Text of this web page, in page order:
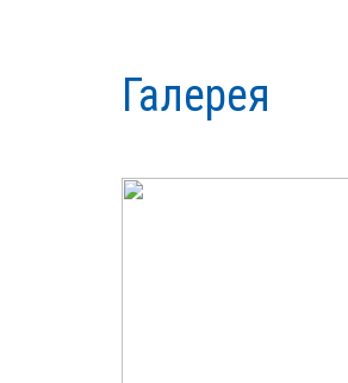
Галерея